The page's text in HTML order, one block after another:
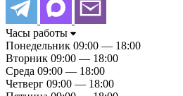
Часы работы
Понедельник 09:00 — 18:00
Вторник 09:00 — 18:00
Среда 09:00 — 18:00
Четверг 09:00 — 18:00